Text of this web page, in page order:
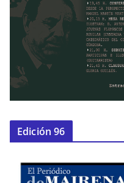
Edición 96